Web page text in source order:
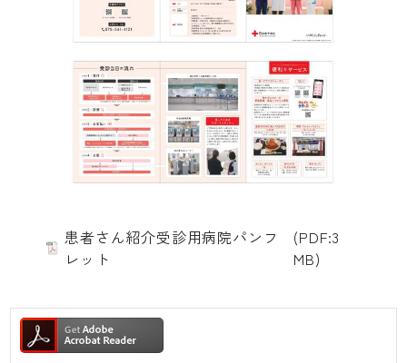
患者さん紹介受診用病院パンフ
レット
(PDF:3
MB)